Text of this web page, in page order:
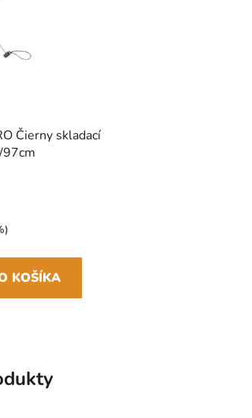
Čierny skladací
KOŠÍKA